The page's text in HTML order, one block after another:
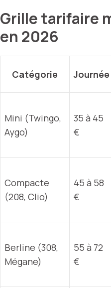
Grille tarifaire
en 2026
Catégorie Journée
Mini (Twingo,
Aygo)
35 à 45
€
Compacte
(208, Clio)
45 à 58
€
Berline (308,
Mégane)
55 à 72
€